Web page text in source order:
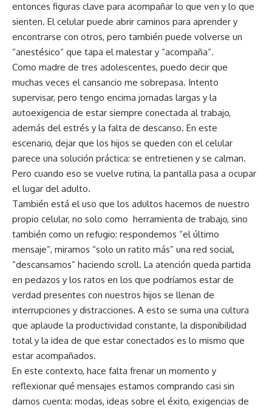
entonces figuras clave para acompañar lo que ven y lo que
sienten. El celular puede abrir caminos para aprender y
encontrarse con otros, pero también puede volverse un
“anestésico” que tapa el malestar y “acompaña“.
Como madre de tres adolescentes, puedo decir que
muchas veces el cansancio me sobrepasa. Intento
supervisar, pero tengo encima jornadas largas y la
autoexigencia de estar siempre conectada al trabajo,
además del estrés y la falta de descanso. En este
escenario, dejar que los hijos se queden con el celular
parece una solución práctica: se entretienen y se calman.
Pero cuando eso se vuelve rutina, la pantalla pasa a ocupar
el lugar del adulto.
También está el uso que los adultos hacemos de nuestro
propio celular, no solo como herramienta de trabajo, sino
también como un refugio: respondemos “el último
mensaje”, miramos “solo un ratito más” una red social,
“descansamos” haciendo scroll. La atención queda partida
en pedazos y los ratos en los que podríamos estar de
verdad presentes con nuestros hijos se llenan de
interrupciones y distracciones. A esto se suma una cultura
que aplaude la productividad constante, la disponibilidad
total y la idea de que estar conectados es lo mismo que
estar acompañados.
En este contexto, hace falta frenar un momento y
reflexionar qué mensajes estamos comprando casi sin
darnos cuenta: modas, ideas sobre el éxito, exigencias de